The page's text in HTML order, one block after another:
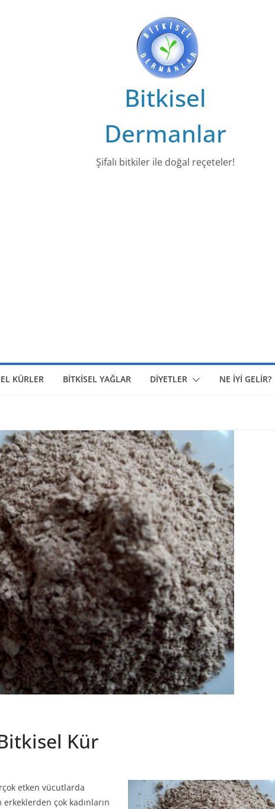
Bitkisel
Dermanlar
Şifalı bitkiler ile doğal reçeteler!
KÜRLER BİTKİSEL YAĞLAR DİYETLER NE İYİ GELİR?
Kür
etken vücutlarda
çok kadınların